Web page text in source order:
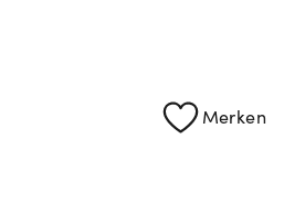
Merken